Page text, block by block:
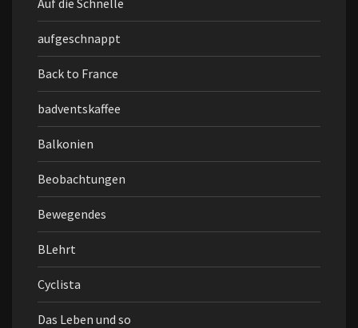
Auf die Schnelle
aufgeschnappt
Back to France
badventskaffee
Balkonien
Beobachtungen
Bewegendes
BLehrt
Cyclista
Das Leben und so